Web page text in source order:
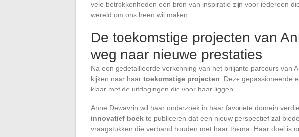
vele betrokkenheden een bron van inspiratie zijn voor iedereen
wereld om ons heen wil maken.
De toekomstige projecten van
weg naar nieuwe prestaties
Na een gedetailleerde verkenning van het briljante parcours van
kijken naar haar toekomstige projecten . Deze gepassioneerde
klaar met de uitdagingen die voor haar liggen.
Anne Dewavrin wil haar onderzoek in haar favoriete domein
innovatief boek te publiceren dat een nieuw perspectief zal
vraagstukken die verband houden met haar thema. Haar doel is